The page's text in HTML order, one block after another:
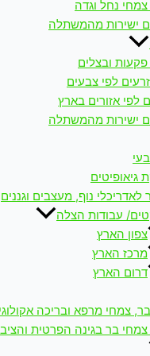
צמחי נחל וגדה
ישירות מהמשתלה
פקעות ובצלים
לפי צבעים
לפי אזורים בארץ
ישירות מהמשתלה
גיאופיטים
לאדריכלי נוף, מעצבים וגננים
עבודות הצלה
צפון הארץ
מרכז הארץ
דרום הארץ
צמחי מרפא ובריכה
צמחי בר בגינה הפרטית